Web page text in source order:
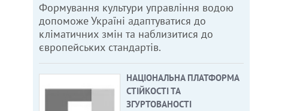
Формування культури управління водою
допоможе Україні адаптуватися до
кліматичних змін та наблизитися до
європейських стандартів.
НАЦІОНАЛЬНА ПЛАТФОРМА
СТІЙКОСТІ ТА
ЗГУРТОВАНОСТІ